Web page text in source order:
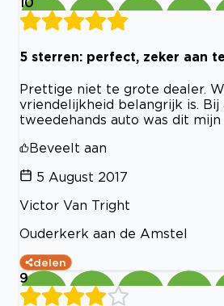
5 sterren: perfect, zeker aan
Prettige niet te grote dealer.
vriendelijkheid belangrijk is. Bij
tweedehands auto was dit mijn
Beveelt aan
5 August 2017
Victor Van Tright
Ouderkerk aan de Amstel
delen
9